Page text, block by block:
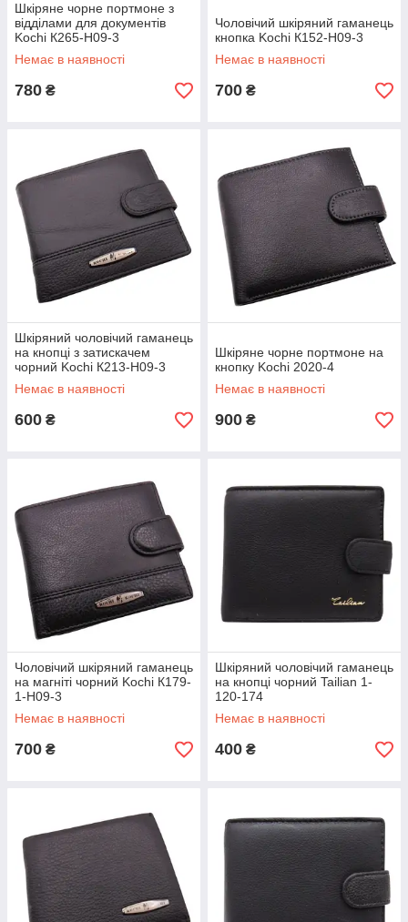
Шкіряне чорне портмоне з
відділами для документів
Kochi К265-Н09-3
Немає в наявності
780 ₴
Чоловічий шкіряний гаманець
кнопка Kochi К152-H09-3
Немає в наявності
700 ₴
Шкіряний чоловічий гаманець
на кнопці з затискачем
чорний Kochi К213-Н09-3
Немає в наявності
600 ₴
Шкіряне чорне портмоне на
кнопку Kochi 2020-4
Немає в наявності
900 ₴
Чоловічий шкіряний гаманець
на магніті чорний Kochi К179-
1-H09-3
Немає в наявності
700 ₴
Шкіряний чоловічий гаманець
на кнопці чорний Tailian 1-
120-174
Немає в наявності
400 ₴